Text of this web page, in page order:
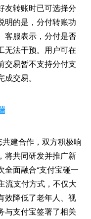
友转账时已可选择分
明的是，分付转账功
客服表示，分付是否
无法干预。用户可在
交易暂不支持分付支
交易。
建合作，双方积极响
将共同研发并推广新
面融合“支付宝碰一
流支付方式，不仅大
效降低了老年人、视
与支付宝签署了相关